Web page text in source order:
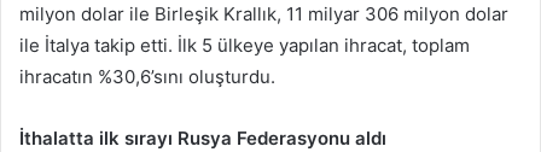
milyon dolar ile Birleşik Krallık, 11 milyar 306 milyon dolar
ile İtalya takip etti. İlk 5 ülkeye yapılan ihracat, toplam
ihracatın %30,6’sını oluşturdu.
İthalatta ilk sırayı Rusya Federasyonu aldı